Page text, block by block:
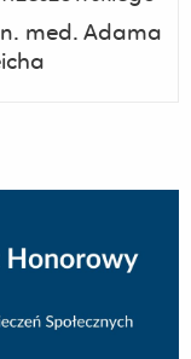
med. Adama